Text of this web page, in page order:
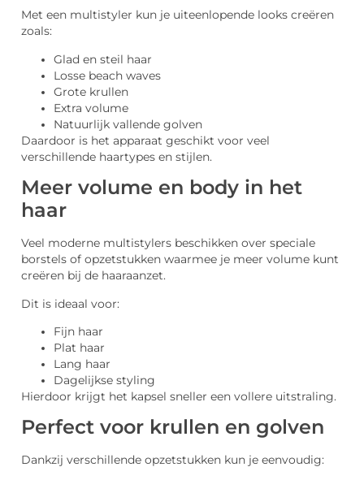
Met een multistyler kun je uiteenlopende looks creëren
zoals:
Glad en steil haar
Losse beach waves
Grote krullen
Extra volume
Natuurlijk vallende golven
Daardoor is het apparaat geschikt voor veel
verschillende haartypes en stijlen.
Meer volume en body in het
haar
Veel moderne multistylers beschikken over speciale
borstels of opzetstukken waarmee je meer volume kunt
creëren bij de haaraanzet.
Dit is ideaal voor:
Fijn haar
Plat haar
Lang haar
Dagelijkse styling
Hierdoor krijgt het kapsel sneller een vollere uitstraling.
Perfect voor krullen en golven
Dankzij verschillende opzetstukken kun je eenvoudig: